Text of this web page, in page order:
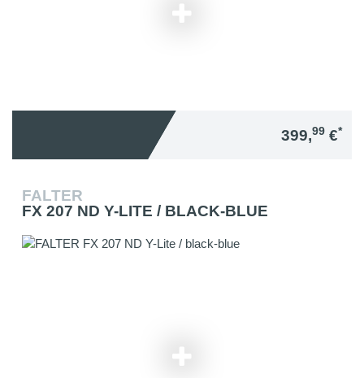
399,99 €*
FALTER
FX 207 ND Y-LITE / BLACK-BLUE